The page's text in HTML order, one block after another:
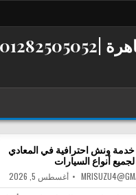
خدمة ونش احترافية في المعادي
لجميع أنواع السيارات
أغسطس 5, 2026